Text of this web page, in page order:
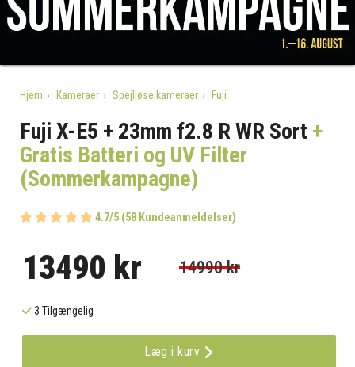
Hjem Kameraer Spejlløse kameraer Fuji
Fuji X-E5 + 23mm f2.8 R WR Sort +
Gratis Batteri og UV Filter
(Sommerkampagne)
4.7/5 (58 Kundeanmeldelser)
13490 kr 14990 kr
3 Tilgængelig
Læg i kurv